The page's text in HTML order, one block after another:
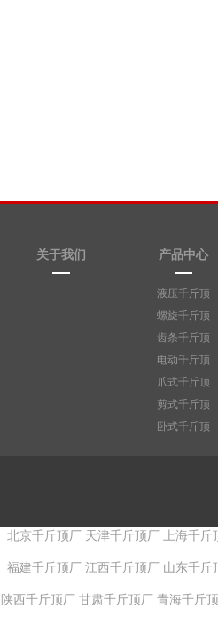
关于我们 产品中心
液压千斤顶
螺旋千斤顶
齿条千斤顶
电动千斤顶
爪式千斤顶
剪式千斤顶
卧式千斤顶
北京千斤顶厂 天津千斤顶厂 上海千斤
福建千斤顶厂 江西千斤顶厂 山东千斤
陕西千斤顶厂 甘肃千斤顶厂 青海千斤